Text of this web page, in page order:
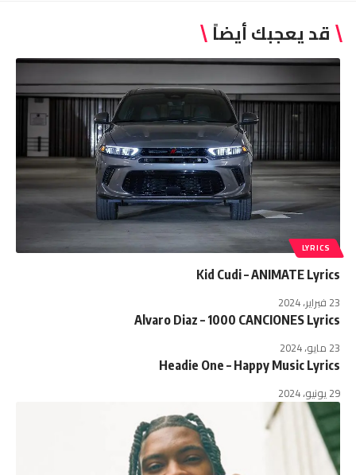
قد يعجبك أيضاً
LYRICS
Kid Cudi – ANIMATE Lyrics
23 فبراير، 2024
Alvaro Diaz – 1000 CANCIONES Lyrics
23 مايو، 2024
Headie One – ⁠Happy Music Lyrics
29 يونيو، 2024